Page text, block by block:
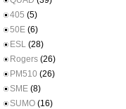
405 (5)
50E (6)
ESL (28)
Rogers (26)
PM510 (26)
SME (8)
SUMO (16)